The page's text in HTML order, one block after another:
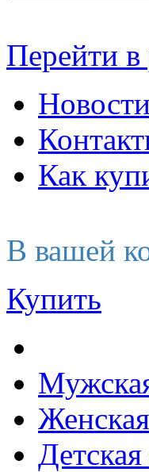
Перейти в
Новости
Как
В вашей
Купить